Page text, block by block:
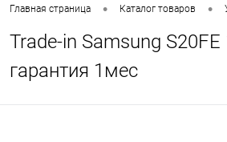
Главная страница • Каталог товаров •
Trade-in Samsung S20FE
гарантия 1мес
Сегодня